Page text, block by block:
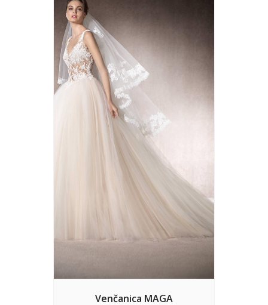
Venčanica MAGA